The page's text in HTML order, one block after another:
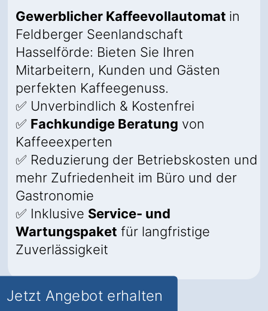
Gewerblicher Kaffeevollautomat in
Feldberger Seenlandschaft
Hasselförde: Bieten Sie Ihren
Mitarbeitern, Kunden und Gästen
perfekten Kaffeegenuss.
✅ Unverbindlich & Kostenfrei
✅ Fachkundige Beratung von
Kaffeeexperten
✅ Reduzierung der Betriebskosten und
mehr Zufriedenheit im Büro und der
Gastronomie
✅ Inklusive Service- und
Wartungspaket für langfristige
Zuverlässigkeit
Jetzt Angebot erhalten